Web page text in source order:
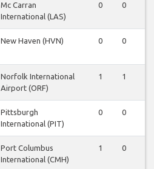
Mc Carran
International (LAS)
0 0
New Haven (HVN) 0 0
Norfolk International
Airport (ORF)
1 1
Pittsburgh
International (PIT)
0 0
Port Columbus
International (CMH)
1 0